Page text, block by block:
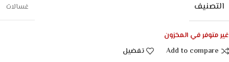
التصنيف غسالات
غير متوفر في المخزون
Add to compare
تفضيل